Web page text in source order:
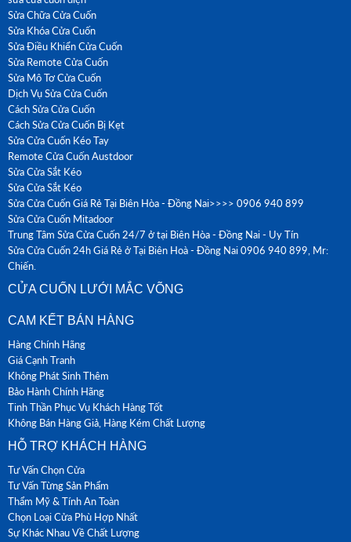
Sửa Chữa Cửa Cuốn
Sửa Khóa Cửa Cuốn
Sửa Điều Khiển Cửa Cuốn
Sửa Remote Cửa Cuốn
Sửa Mô Tơ Cửa Cuốn
Dịch Vụ Sửa Cửa Cuốn
Cách Sửa Cửa Cuốn
Cách Sửa Cửa Cuốn Bị Kẹt
Sửa Cửa Cuốn Kéo Tay
Remote Cửa Cuốn Austdoor
Sửa Cửa Sắt Kéo
Sửa Cửa Sắt Kéo
Sửa Cửa Cuốn Giá Rẻ Tại Biên Hòa - Đồng Nai>>>> 0906 940 899
Sửa Cửa Cuốn Mitadoor
Trung Tâm Sửa Cửa Cuốn 24/7 ở tại Biên Hòa - Đồng Nai - Uy Tín
Sửa Cửa Cuốn 24h Giá Rẻ ở Tại Biên Hoà - Đồng Nai 0906 940 899, Mr:
Chiến.
CỬA CUỐN LƯỚI MẮC VÕNG
CAM KẾT BÁN HÀNG
Hàng Chính Hãng
Giá Cạnh Tranh
Không Phát Sinh Thêm
Bảo Hành Chính Hãng
Tinh Thần Phục Vụ Khách Hàng Tốt
Không Bán Hàng Giả, Hàng Kém Chất Lượng
HỖ TRỢ KHÁCH HÀNG
Tư Vấn Chọn Cửa
Tư Vấn Từng Sản Phẩm
Thẩm Mỹ & Tính An Toàn
Chọn Loại Cửa Phù Hợp Nhất
Sự Khác Nhau Về Chất Lượng